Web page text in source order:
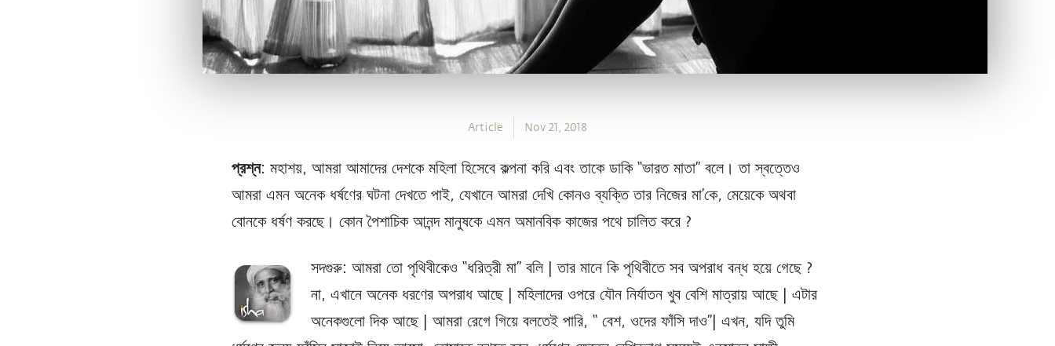
Article Nov 21, 2018
প্রশ্ন: মহাশয়, আমরা আমাদের দেশকে মহিলা হিসেবে কল্পনা করি এবং তাকে ডাকি “ভারত মাতা” বলে। তা স্বত্তেও
আমরা এমন অনেক ধর্ষণের ঘটনা দেখতে পাই, যেখানে আমরা দেখি কোনও ব্যক্তি তার নিজের মা’কে, মেয়েকে অথবা
বোনকে ধর্ষণ করছে। কোন পৈশাচিক আনন্দ মানুষকে এমন অমানবিক কাজের পথে চালিত করে ?
সদগুরু: আমরা তো পৃথিবীকেও “ধরিত্রী মা” বলি | তার মানে কি পৃথিবীতে সব অপরাধ বন্ধ হয়ে গেছে ?
না, এখানে অনেক ধরণের অপরাধ আছে | মহিলাদের ওপরে যৌন নির্যাতন খুব বেশি মাত্রায় আছে | এটার
অনেকগুলো দিক আছে | আমরা রেগে গিয়ে বলতেই পারি, “ বেশ, ওদের ফাঁসি দাও”| এখন, যদি তুমি